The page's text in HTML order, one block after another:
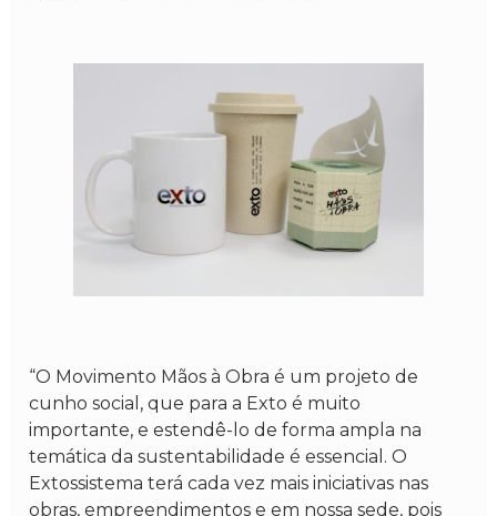
“O Movimento Mãos à Obra é um projeto de
cunho social, que para a Exto é muito
importante, e estendê-lo de forma ampla na
temática da sustentabilidade é essencial. O
Extossistema terá cada vez mais iniciativas nas
obras, empreendimentos e em nossa sede, pois